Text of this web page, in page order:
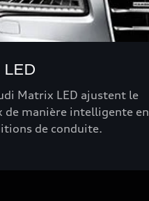
Matrix LED ajustent le
de manière intelligente en
de conduite.